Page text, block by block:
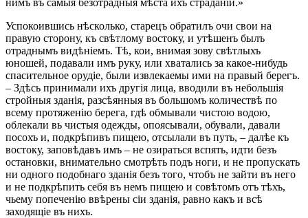
Успокоившись нѣсколько, старецъ обратилъ очи свои на
правую сторону, къ свѣтлому востоку, и утѣшенъ былъ
отраднымъ видѣніемъ. Тѣ, кои, внимая зову свѣтлыхъ
юношей, подавали имъ руку, или хватались за какое-нибудь
спасительное орудіе, были извлекаемы ими на правый берегъ.
– Здѣсь принимали ихъ другія лица, вводили въ небольшія
стройныя зданія, разсѣянныя въ большомъ количествѣ по
всему протяженію берега, гдѣ обмывали чистою водою,
облекали вь чистыя одежды, опоясывали, обували, давали
посохъ и, подкрѣпивъ пищею, отсылали въ путь, – далѣе къ
востоку, заповѣдавъ имъ – не озираться вспять, идти безъ
остановки, внимательно смотрѣть подъ ноги, и не пропускать
ни одного подобнаго зданія безъ того, чтобъ не зайти въ него
и не подкрѣпить себя въ немъ пищею и совѣтомъ отъ тѣхъ,
чьему попеченію ввѣрены сіи зданія, равно какъ и всѣ
заходящіе въ нихъ.